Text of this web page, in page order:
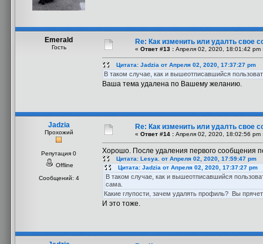
Emerald
Гость
Re: Как изменить или удалть свое
« Ответ #13 : Апреля 02, 2020, 18:01:42 pm
Цитата: Jadzia от Апреля 02, 2020, 17:37:27 pm
В таком случае, как и вышеотписавшийся
Ваша тема удалена по Вашему желанию.
Jadzia
Прохожий
Репутация 0
Offline
Сообщений: 4
Re: Как изменить или удалть свое
« Ответ #14 : Апреля 02, 2020, 18:02:56 pm
Хорошо. После удаления первого сообщения
Цитата: Lesya. от Апреля 02, 2020, 17:59:47 pm
Цитата: Jadzia от Апреля 02, 2020, 17:37:27 pm
В таком случае, как и вышеотписавшийся
сама.
Какие глупости, зачем удалять профиль? Вы
И это тоже.